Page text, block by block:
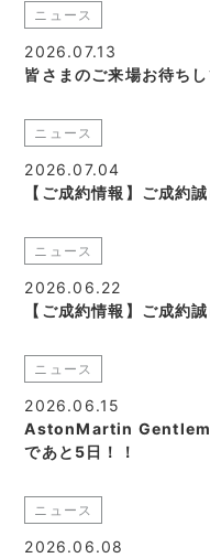
ニュース
2026.07.13
皆さまのご来場お待ち
ニュース
2026.07.04
【ご成約情報】ご成約
ニュース
2026.06.22
【ご成約情報】ご成約
ニュース
2026.06.15
AstonMartin
であと5日！！
ニュース
2026.06.08